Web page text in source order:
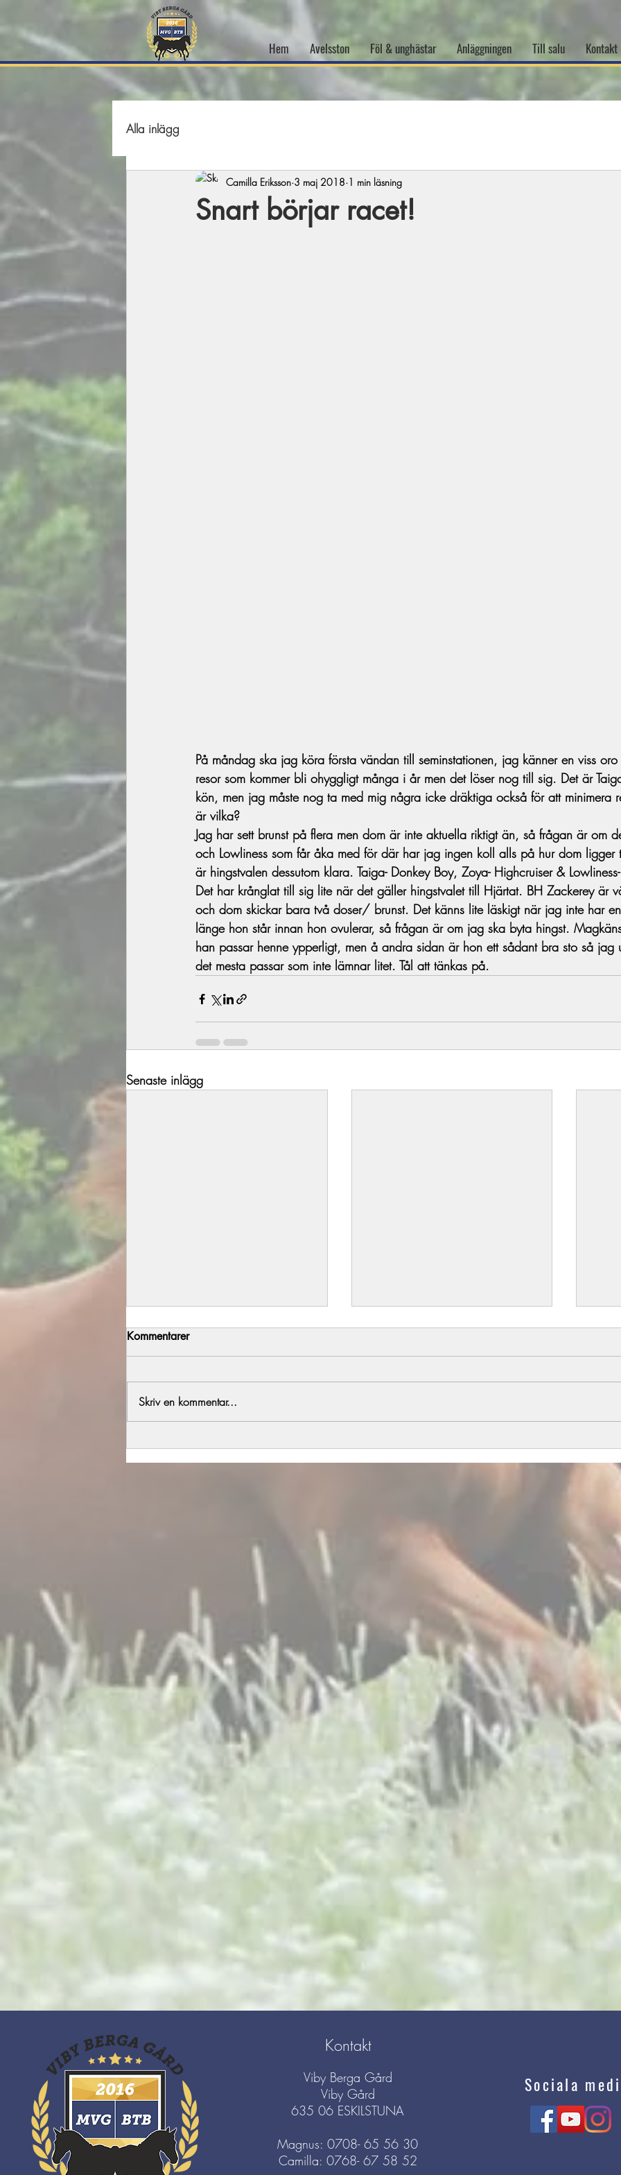
Hem Avelsston Föl & unghästar Anläggningen Till salu Kontakt
Alla inlägg
Snart börjar racet!
Camilla Eriksson 3 maj 2018 1 min läsning
På måndag ska jag köra första vändan till seminstationen, jag känner en viss
resor som kommer bli ohyggligt många i år men det löser nog till sig. Det är
kön, men jag måste nog ta med mig några icke dräktiga också för att minimera
är vilka?
Jag har sett brunst på flera men dom är inte aktuella riktigt än, så frågan är om
och Lowliness som får åka med för där har jag ingen koll alls på hur dom
är hingstvalen dessutom klara. Taiga- Donkey Boy, Zoya- Highcruiser &
Det har krånglat till sig lite när det gäller hingstvalet till Hjärtat. BH Zackerey är
och dom skickar bara två doser/ brunst. Det känns lite läskigt när jag inte har
länge hon står innan hon ovulerar, så frågan är om jag ska byta hingst.
han passar henne ypperligt, men å andra sidan är hon ett sådant bra sto så
det mesta passar som inte lämnar litet. Tål att tänkas på.
Senaste inlägg
Årets föl del 2 All
Kommentarer
Skriv en kommentar...
Kontakt
Viby Berga Gård
Viby Gård
635 06 ESKILSTUNA
Magnus: 0708- 65 56 30
Camilla: 0768- 67 58 52
Sociala